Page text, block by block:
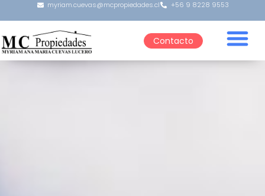
myriam.cuevas@mcpropiedades.cl +56 9 8228 9553
Contacto